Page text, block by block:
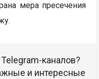
мера пресечения
каналов?
и интересные